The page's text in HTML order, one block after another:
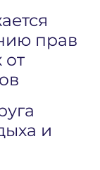
прав
от
и